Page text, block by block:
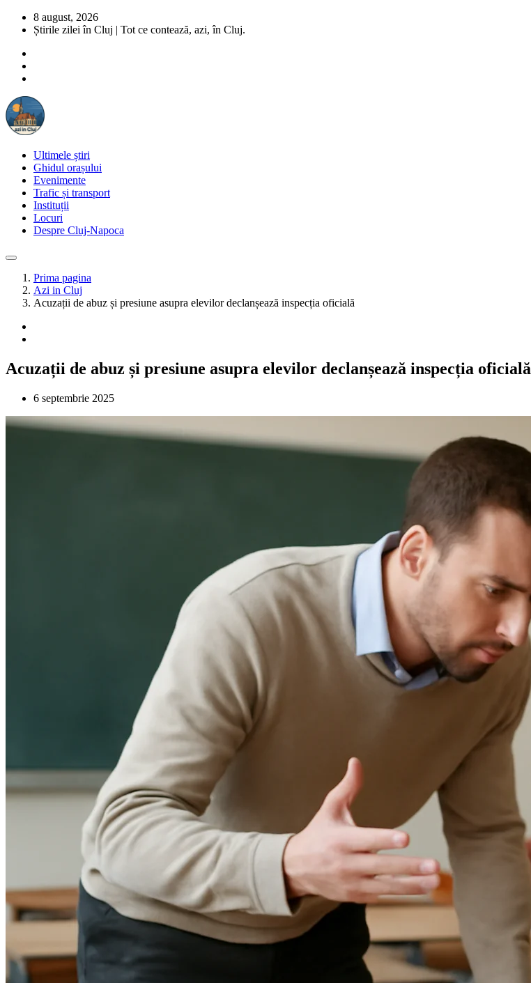
8 august, 2026
Știrile zilei în Cluj | Tot ce contează, azi, în Cluj.
Ultimele știri
Ghidul orașului
Evenimente
Trafic și transport
Instituții
Locuri
Despre Cluj-Napoca
Prima pagina
Azi in Cluj
Acuzații de abuz și presiune asupra elevilor declanșează inspecția oficială
Acuzații de abuz și presiune asupra elevilor declanșează inspecția oficială
6 septembrie 2025